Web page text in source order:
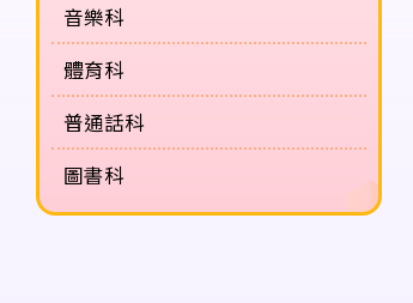
音樂科
體育科
普通話科
圖書科